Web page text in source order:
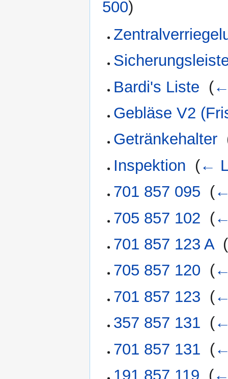
500)
Bardi's Liste (
Gebläse V2
Getränkehalter
Inspektion (←
701 857 095 (
705 857 102 (
701 857 123 A‎ (
705 857 120 (
701 857 123 (
357 857 131 (
701 857 131 (
191 857 119 (